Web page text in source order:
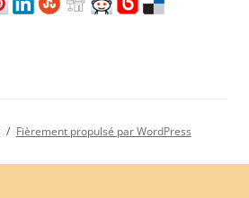
Fièrement propulsé par WordPress